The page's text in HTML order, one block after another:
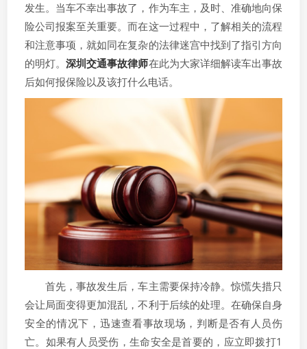
发生。当车不幸出事故了，作为车主，及时、准确地向保
险公司报案至关重要。而在这一过程中，了解相关的流程
和注意事项，就如同在复杂的法律迷宫中找到了指引方向
的明灯。深圳交通事故律师在此为大家详细解读车出事故
后如何报保险以及该打什么电话。
首先，事故发生后，车主需要保持冷静。惊慌失措只
会让局面变得更加混乱，不利于后续的处理。在确保自身
安全的情况下，迅速查看事故现场，判断是否有人员伤
亡。如果有人员受伤，生命安全是首要的，应立即拨打1